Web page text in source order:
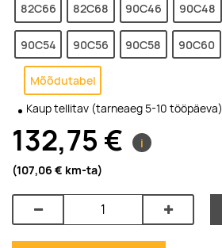
82C66 82C68 90C46 90C48
90C54 90C56 90C58 90C60
Mõõdutabel
Kaup tellitav (tarneaeg 5-10 tööpäeva)
132,75 €
i
(107,06 € km-ta)